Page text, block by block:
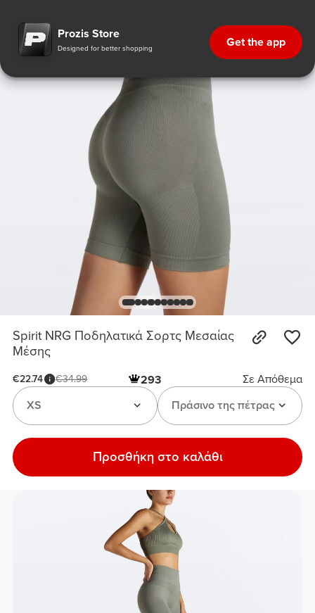
Prozis Store
Designed for better shopping Get the app
Spirit NRG Ποδηλατικά Σορτς Μεσαίας
Μέσης
€22.74 €34.99 293
Σε Απόθεμα
Πράσινο της πέτρας
XS
Προσθήκη στο καλάθι